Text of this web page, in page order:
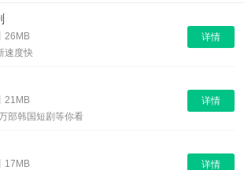
详情
26MB
速度快
详情
21MB
部韩国短剧等你看
详情
17MB